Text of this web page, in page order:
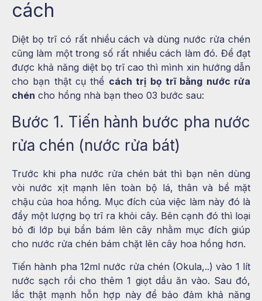
cách
Diệt bọ trĩ có rất nhiều cách và dùng nước rửa chén
cũng làm một trong số rất nhiều cách làm đó. Để đạt
được khả năng diệt bọ trĩ cao thì mình xin hướng dẫn
cho bạn thật cụ thể cách trị bọ trĩ bằng nước rửa
chén cho hồng nhà bạn theo 03 bước sau:
Bước 1. Tiến hành bước pha nước
rửa chén (nước rửa bát)
Trước khi pha nước rửa chén bát thì bạn nên dùng
vòi nước xịt mạnh lên toàn bộ lá, thân và bề mặt
chậu của hoa hồng. Mục đích của việc làm này đó là
đẩy một lượng bọ trĩ ra khỏi cây. Bên cạnh đó thì loại
bỏ đi lớp bụi bẩn bám lên cây nhằm mục đích giúp
cho nước rửa chén bám chặt lên cây hoa hồng hơn.
Tiến hành pha 12ml nước rửa chén (Okula,..) vào 1 lít
nước sạch rồi cho thêm 1 giọt dầu ăn vào. Sau đó,
lắc thật mạnh hỗn hợp này để bảo đảm khả năng